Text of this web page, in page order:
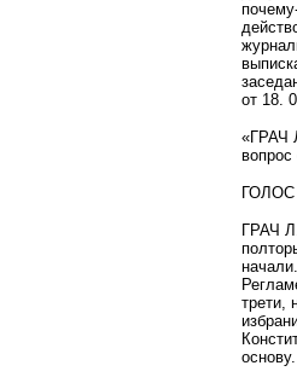
от 18.
«ГРАЧ
вопрос
ГОЛОС
ГРАЧ
трети,
основу.